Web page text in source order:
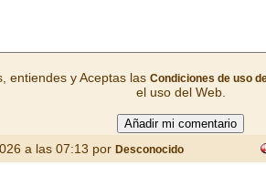
entiendes y Aceptas las Condiciones de uso
el uso del Web.
a las 07:13 por Desconocido